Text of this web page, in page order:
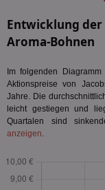
Entwicklung der
Aroma-Bohnen
Im folgenden
Aktionspreise von
Jahre. Die
leicht gestiegen und
Quartalen sind
anzeigen.